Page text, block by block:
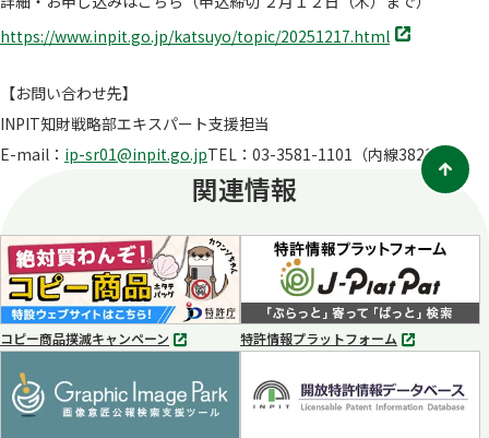
https://www.inpit.go.jp/katsuyo/topic/20251217.html 別
く
【お問い合わせ先】
INPIT知財戦略部エキスパート支援担当
E-mail： ip-sr01@inpit.go.jpTEL：03-3581-1101（内線3823）
関連情報
コピー商品撲滅キャンペーン
別
で
開
特許情報プラットフォーム
別
ブ
で